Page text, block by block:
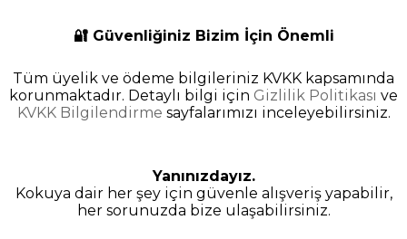
🔐 Güvenliğiniz Bizim İçin Önemli
Tüm üyelik ve ödeme bilgileriniz KVKK kapsamında
korunmaktadır. Detaylı bilgi için Gizlilik Politikası ve
KVKK Bilgilendirme sayfalarımızı inceleyebilirsiniz.
Yanınızdayız.
Kokuya dair her şey için güvenle alışveriş yapabilir,
her sorunuzda bize ulaşabilirsiniz.